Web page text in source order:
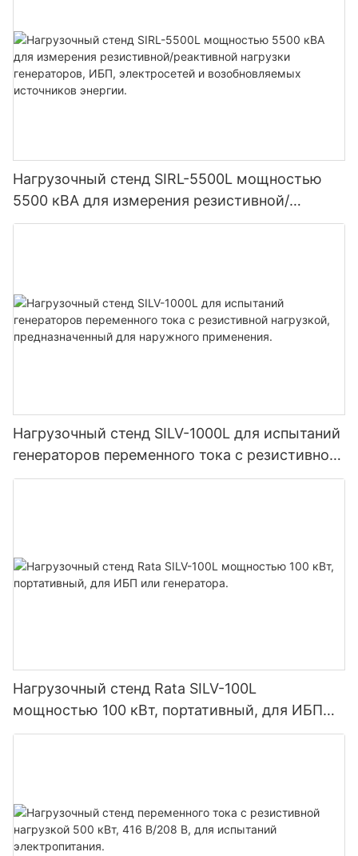
Нагрузочный стенд SIRL-5500L мощностью
5500 кВА для измерения резистивной/
реактивной нагрузки генераторов, ИБП,
Нагрузочный стенд SILV-1000L для испытаний
генераторов переменного тока с резистивной
нагрузкой, предназначенный для наружного
Нагрузочный стенд Rata SILV-100L
мощностью 100 кВт, портативный, для ИБП
или генератора.